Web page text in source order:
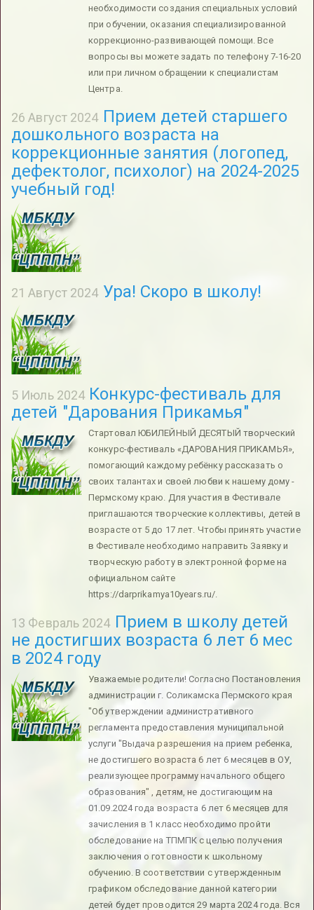
необходимости создания специальных условий
при обучении, оказания специализированной
коррекционно-развивающей помощи. Все
вопросы вы можете задать по телефону 7-16-20
или при личном обращении к специалистам
Центра.
26 Август 2024 Прием детей старшего
дошкольного возраста на
коррекционные занятия (логопед,
дефектолог, психолог) на 2024-2025
учебный год!
21 Август 2024 Ура! Скоро в школу!
5 Июль 2024 Конкурс-фестиваль для
детей "Дарования Прикамья"
Стартовал ЮБИЛЕЙНЫЙ ДЕСЯТЫЙ творческий
конкурс-фестиваль «ДАРОВАНИЯ ПРИКАМЬЯ»,
помогающий каждому ребёнку рассказать о
своих талантах и своей любви к нашему дому -
Пермскому краю. Для участия в Фестивале
приглашаются творческие коллективы, детей в
возрасте от 5 до 17 лет. Чтобы принять участие
в Фестивале необходимо направить Заявку и
творческую работу в электронной форме на
официальном сайте
https://darprikamya10years.ru/.
13 Февраль 2024 Прием в школу детей
не достигших возраста 6 лет 6 мес
в 2024 году
Уважаемые родители! Согласно Постановления
администрации г. Соликамска Пермского края
"Об утверждении административного
регламента предоставления муниципальной
услуги "Выдача разрешения на прием ребенка,
не достигшего возраста 6 лет 6 месяцев в ОУ,
реализующее программу начального общего
образования" , детям, не достигающим на
01.09.2024 года возраста 6 лет 6 месяцев для
зачисления в 1 класс необходимо пройти
обследование на ТПМПК с целью получения
заключения о готовности к школьному
обучению. В соответствии с утвержденным
графиком обследование данной категории
детей будет проводится 29 марта 2024 года. Вся